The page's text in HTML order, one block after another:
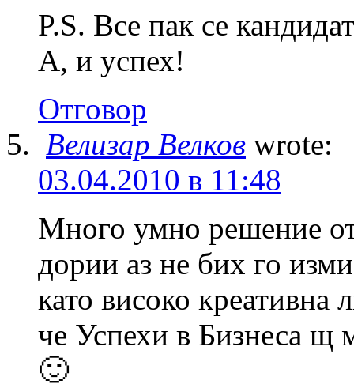
P.S. Все пак се
А, и успех!
Отговор
Велизар Велков wrote:
03.04.2010 в 11:48
Много умно решение
дории аз не бих го
като високо креативна
че Успехи в Бизнеса щ
🙂